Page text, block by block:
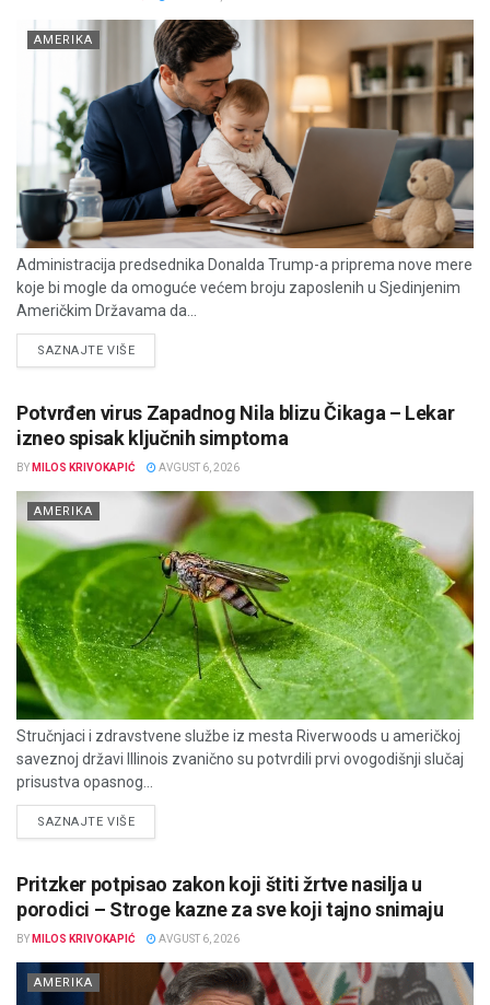
AMERIKA
Administracija predsednika Donalda Trump-a priprema nove mere
koje bi mogle da omoguće većem broju zaposlenih u Sjedinjenim
Američkim Državama da...
SAZNAJTE VIŠEDETAILS
Potvrđen virus Zapadnog Nila blizu Čikaga – Lekar
izneo spisak ključnih simptoma
BY MILOS KRIVOKAPIĆ AVGUST 6, 2026
AMERIKA
Stručnjaci i zdravstvene službe iz mesta Riverwoods u američkoj
saveznoj državi Illinois zvanično su potvrdili prvi ovogodišnji slučaj
prisustva opasnog...
SAZNAJTE VIŠEDETAILS
Pritzker potpisao zakon koji štiti žrtve nasilja u
porodici – Stroge kazne za sve koji tajno snimaju
BY MILOS KRIVOKAPIĆ AVGUST 6, 2026
AMERIKA